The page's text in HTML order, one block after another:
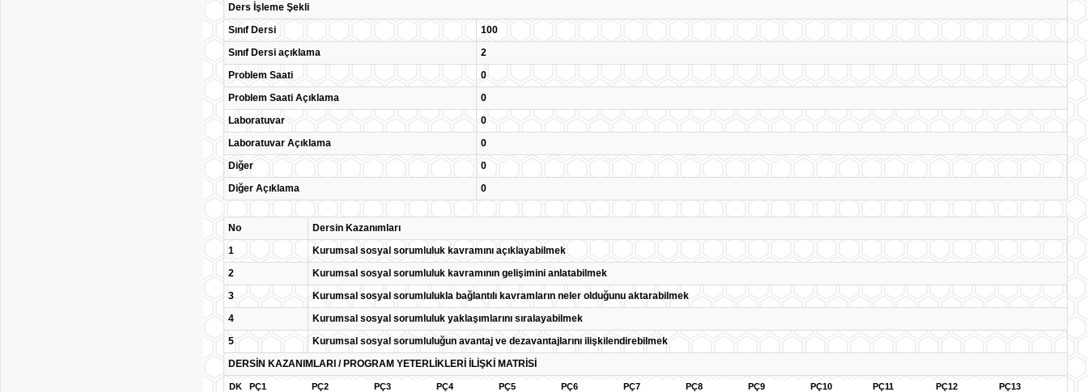
Ders İşleme Şekli
Sınıf Dersi
100
Sınıf Dersi açıklama
2
Problem Saati
0
Problem Saati Açıklama
0
Laboratuvar
0
Laboratuvar Açıklama
0
Diğer
0
Diğer Açıklama
0
No
Dersin Kazanımları
1
Kurumsal sosyal sorumluluk kavramını açıklayabilmek
2
Kurumsal sosyal sorumluluk kavramının gelişimini anlatabilmek
3
Kurumsal sosyal sorumlulukla bağlantılı kavramların neler olduğunu aktarabilmek
4
Kurumsal sosyal sorumluluk yaklaşımlarını sıralayabilmek
5
Kurumsal sosyal sorumluluğun avantaj ve dezavantajlarını ilişkilendirebilmek
DERSİN KAZANIMLARI / PROGRAM YETERLİKLERİ İLİŞKİ MATRİSİ
DK PÇ1 PÇ2 PÇ3 PÇ4 PÇ5 PÇ6 PÇ7 PÇ8 PÇ9 PÇ10 PÇ11 PÇ12 PÇ13